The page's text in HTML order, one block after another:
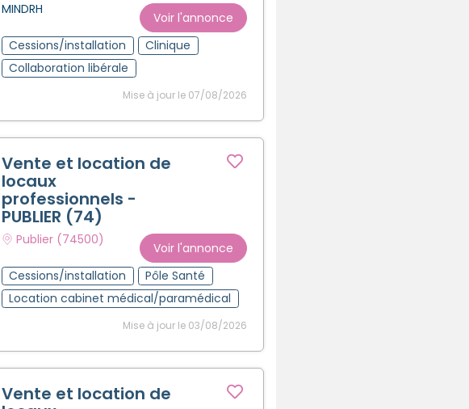
MINDRH
Voir l'annonce
Cessions/installation
Clinique
Collaboration libérale
Mise à jour le 07/08/2026
Vente et location de
locaux
professionnels -
PUBLIER (74)
Publier (74500)
Voir l'annonce
Cessions/installation
Pôle Santé
Location cabinet médical/paramédical
Mise à jour le 03/08/2026
Vente et location de